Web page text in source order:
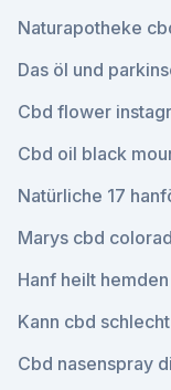
Naturapotheke
Das öl und
Cbd flower
Cbd oil black
Natürliche 17
Marys cbd
Hanf heilt hemden
Kann cbd
Cbd nasenspray